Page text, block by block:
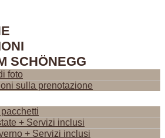
SCHÖNEGG
foto
sulla prenotazione
+ Servizi inclusi
+ Servizi inclusi